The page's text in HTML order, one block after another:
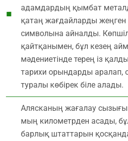
адамдардың қымбат
қатаң жағдайларды жеңген
символына айналды.
қайтқанымен, бұл кезең
мәдениетінде терең із
тарихи орындарды
туралы көбірек біле алады.
Алясканың жағалау
мың километрден асады,
барлық штаттарын